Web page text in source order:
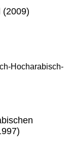
(2009)
Hocharabisch-